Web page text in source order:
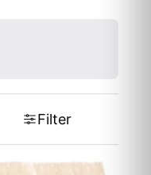
Filter